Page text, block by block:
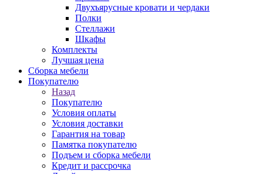
Двухъярусные кровати и чердаки
Полки
Стеллажи
Шкафы
Комплекты
Лучшая цена
Сборка мебели
Покупателю
Назад
Покупателю
Условия оплаты
Условия доставки
Гарантия на товар
Памятка покупателю
Подъем и сборка мебели
Кредит и рассрочка